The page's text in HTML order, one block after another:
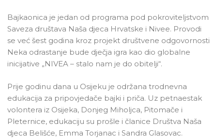
Bajkaonica je jedan od programa pod pokroviteljstvom
Saveza društava Naša djeca Hrvatske i Nivee. Provodi
se već šest godina kroz projekt društvene odgovornosti
Neka odrastanje bude dječja igra kao dio globalne
inicijative „NIVEA – stalo nam je do obitelji“.
Prije godinu dana u Osijeku je održana trodnevna
edukacija za pripovjedače bajki i priča. Uz petnaestak
volontera iz Osijeka, Donjeg Miholjca, Pitomače i
Pleternice, edukaciju su prošle i članice Društva Naša
djeca Belišće, Emma Torjanac i Sandra Glasovac.